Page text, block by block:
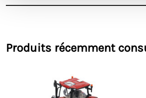
Produits récemment